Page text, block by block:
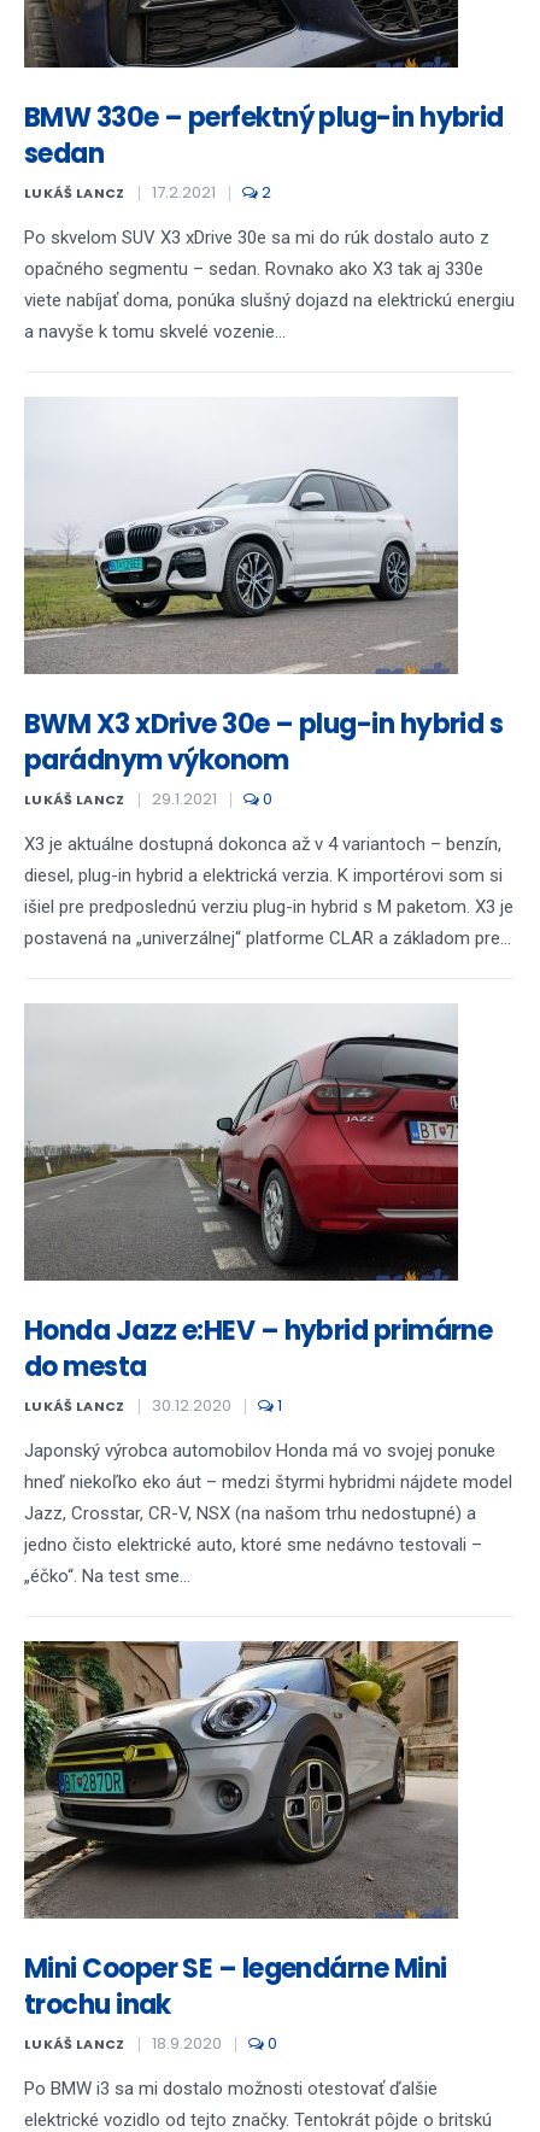
BMW 330e – perfektný plug-in hybrid
sedan
LUKÁŠ LANCZ 17.2.2021 2
Po skvelom SUV X3 xDrive 30e sa mi do rúk dostalo auto z
opačného segmentu – sedan. Rovnako ako X3 tak aj 330e
viete nabíjať doma, ponúka slušný dojazd na elektrickú energiu
a navyše k tomu skvelé vozenie...
BWM X3 xDrive 30e – plug-in hybrid s
parádnym výkonom
LUKÁŠ LANCZ 29.1.2021 0
X3 je aktuálne dostupná dokonca až v 4 variantoch – benzín,
diesel, plug-in hybrid a elektrická verzia. K importérovi som si
išiel pre predposlednú verziu plug-in hybrid s M paketom. X3 je
postavená na „univerzálnej“ platforme CLAR a základom pre...
Honda Jazz e:HEV – hybrid primárne
do mesta
LUKÁŠ LANCZ 30.12.2020 1
Japonský výrobca automobilov Honda má vo svojej ponuke
hneď niekoľko eko áut – medzi štyrmi hybridmi nájdete model
Jazz, Crosstar, CR-V, NSX (na našom trhu nedostupné) a
jedno čisto elektrické auto, ktoré sme nedávno testovali –
„éčko“. Na test sme...
Mini Cooper SE – legendárne Mini
trochu inak
LUKÁŠ LANCZ 18.9.2020 0
Po BMW i3 sa mi dostalo možnosti otestovať ďalšie
elektrické vozidlo od tejto značky. Tentokrát pôjde o britskú